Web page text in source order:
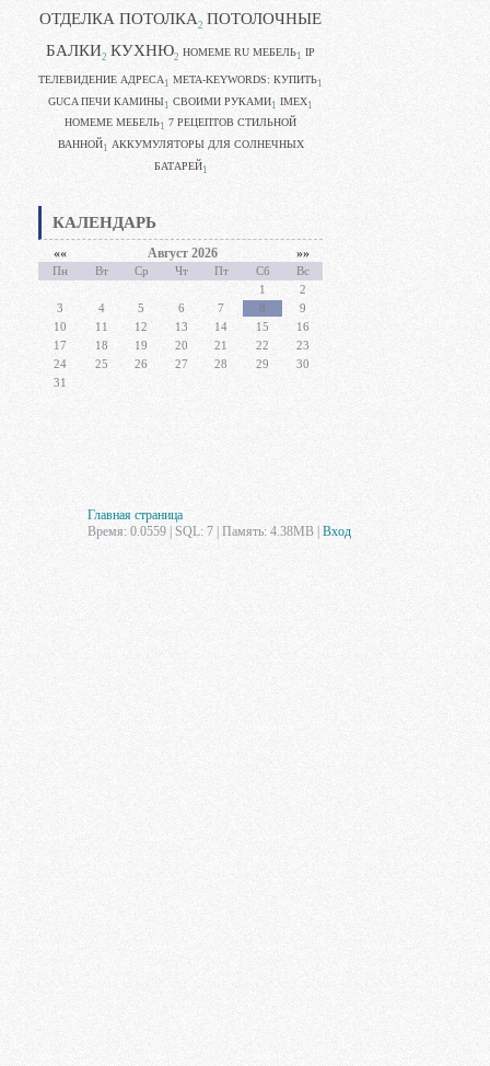
ОТДЕЛКА ПОТОЛКА2 ПОТОЛОЧНЫЕ
БАЛКИ2 КУХНЮ2 HOMEME RU МЕБЕЛЬ1 IP
ТЕЛЕВИДЕНИЕ АДРЕСА 1 META-KEYWORDS: КУПИТЬ1
GUCA ПЕЧИ КАМИНЫ1 CВОИМИ РУКАМИ1 IMEX1
HOMEME МЕБЕЛЬ1 7 РЕЦЕПТОВ СТИЛЬНОЙ
ВАННОЙ1 АККУМУЛЯТОРЫ ДЛЯ СОЛНЕЧНЫХ
БАТАРЕЙ1
КАЛЕНДАРЬ
«« Август 2026 »»
Пн Вт Ср Чт Пт Сб
Вс
1
2
3
4 5 6 7 8
9
10
11 12 13 14 15
16
17
18 19 20 21 22
23
24
25 26 27 28 29
30
31
Главная страница
Время: 0.0559 | SQL: 7 | Память: 4.38MB Вход